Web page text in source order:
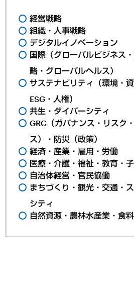
経営戦略
組織・人事戦略
デジタルイノベーション
国際（グローバルビジネス
略・グローバルヘルス）
サステナビリティ（環境・
ESG・人権）
共生・ダイバーシティ
GRC（ガバナンス・リスク
ス）・防災（政策）
経済・産業・雇用・労働
医療・介護・福祉・教育・
自治体経営・官民協働
まちづくり・観光・交通・
シティ
自然資源・農林水産業・食